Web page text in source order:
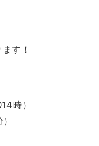
す！
時）